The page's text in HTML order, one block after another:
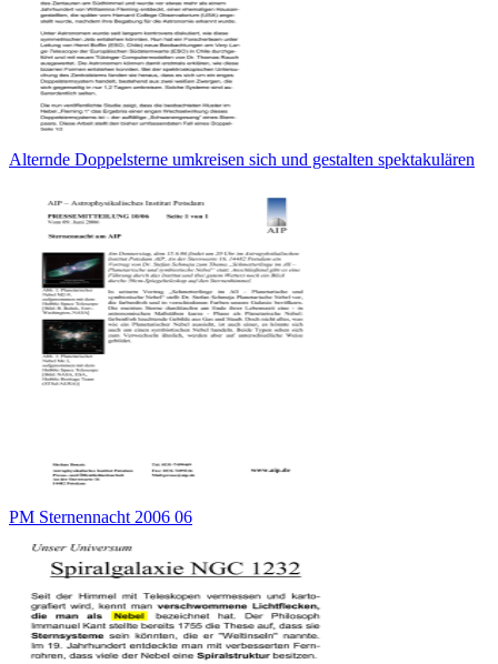
Alternde Doppelsterne umkreisen sich und gestalten spektakulären
PM Sternennacht 2006 06